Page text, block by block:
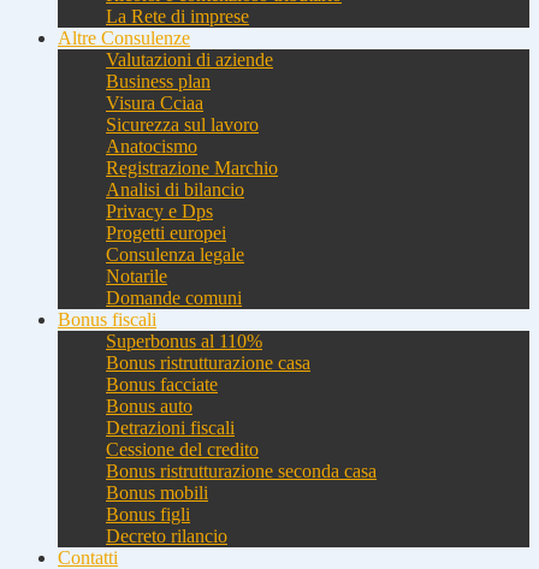
La Rete di imprese
Altre Consulenze
Valutazioni di aziende
Business plan
Visura Cciaa
Sicurezza sul lavoro
Anatocismo
Registrazione Marchio
Analisi di bilancio
Privacy e Dps
Progetti europei
Consulenza legale
Notarile
Domande comuni
Bonus fiscali
Superbonus al 110%
Bonus ristrutturazione casa
Bonus facciate
Bonus auto
Detrazioni fiscali
Cessione del credito
Bonus ristrutturazione seconda casa
Bonus mobili
Bonus figli
Decreto rilancio
Contatti